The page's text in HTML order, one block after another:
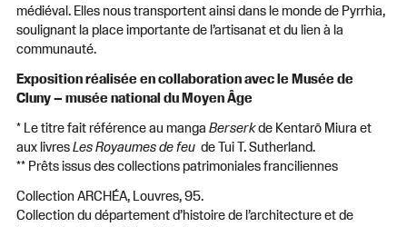
médiéval. Elles nous transportent ainsi dans le monde de Pyrrhia,
soulignant la place importante de l’artisanat et du lien à la
communauté.
Exposition réalisée en collaboration avec le Musée de
Cluny – musée national du Moyen Âge
* Le titre fait référence au manga Berserkde Kentarō Miura et
aux livresLes Royaumes de feu de Tui T. Sutherland.
** Prêts issus des collections patrimoniales franciliennes
Collection ARCHÉA, Louvres, 95.
Collection du département d’histoire de l’architecture et de